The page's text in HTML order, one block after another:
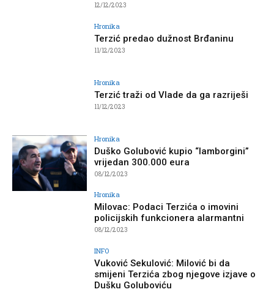
12/12/2023
Hronika
Terzić predao dužnost Brđaninu
11/12/2023
Hronika
Terzić traži od Vlade da ga razriješi
11/12/2023
Hronika
Duško Golubović kupio “lamborgini”
vrijedan 300.000 eura
08/12/2023
Hronika
Milovac: Podaci Terzića o imovini
policijskih funkcionera alarmantni
08/12/2023
INFO
Vuković Sekulović: Milović bi da
smijeni Terzića zbog njegove izjave o
Dušku Goluboviću